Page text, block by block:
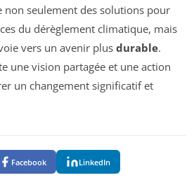
non seulement des solutions pour
du dérèglement climatique, mais
vers un avenir plus durable.
une vision partagée et une action
un changement significatif et
Facebook LinkedIn